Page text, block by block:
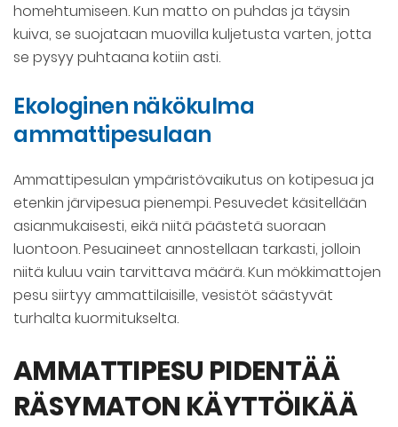
homehtumiseen. Kun matto on puhdas ja täysin
kuiva, se suojataan muovilla kuljetusta varten, jotta
se pysyy puhtaana kotiin asti.
Ekologinen näkökulma
ammattipesulaan
Ammattipesulan ympäristövaikutus on kotipesua ja
etenkin järvipesua pienempi. Pesuvedet käsitellään
asianmukaisesti, eikä niitä päästetä suoraan
luontoon. Pesuaineet annostellaan tarkasti, jolloin
niitä kuluu vain tarvittava määrä. Kun mökkimattojen
pesu siirtyy ammattilaisille, vesistöt säästyvät
turhalta kuormitukselta.
AMMATTIPESU PIDENTÄÄ
RÄSYMATON KÄYTTÖIKÄÄ